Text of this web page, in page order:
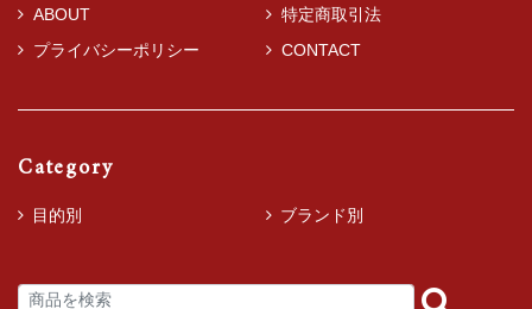
ABOUT
特定商取引法
プライバシーポリシー
CONTACT
Category
目的別 ブランド別